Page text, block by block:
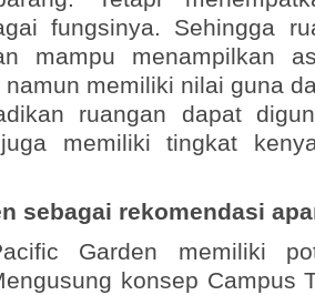
fungsinya. Sehingga
mampu menampilkan
memiliki nilai guna
ruangan dapat
memiliki tingkat
sebagai rekomendasi
Garden memiliki
konsep Campus